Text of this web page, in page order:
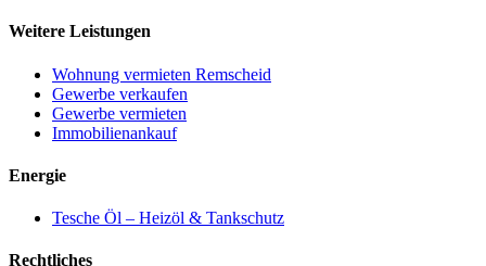
Weitere Leistungen
Wohnung vermieten Remscheid
Gewerbe verkaufen
Gewerbe vermieten
Immobilienankauf
Energie
Tesche Öl – Heizöl & Tankschutz
Rechtliches